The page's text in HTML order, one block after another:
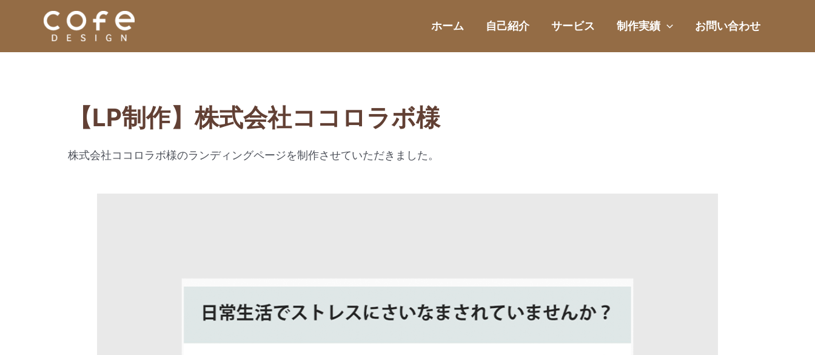
ホーム 自己紹介 サービス 制作実績 お問い合わせ
【LP制作】株式会社ココロラボ様
株式会社ココロラボ様のランディングページを制作させていただきました。